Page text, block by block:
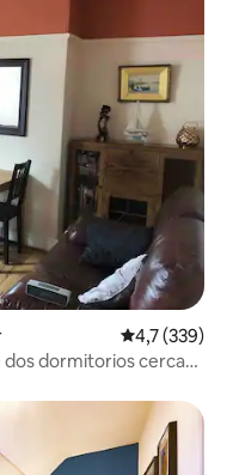
Calificación
4,7 (339)
dormitorios cerca
destacados